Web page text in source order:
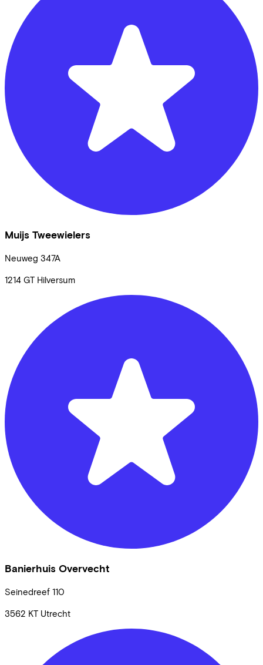
Muijs Tweewielers
Neuweg 347A
1214 GT Hilversum
Banierhuis Overvecht
Seinedreef 110
3562 KT Utrecht